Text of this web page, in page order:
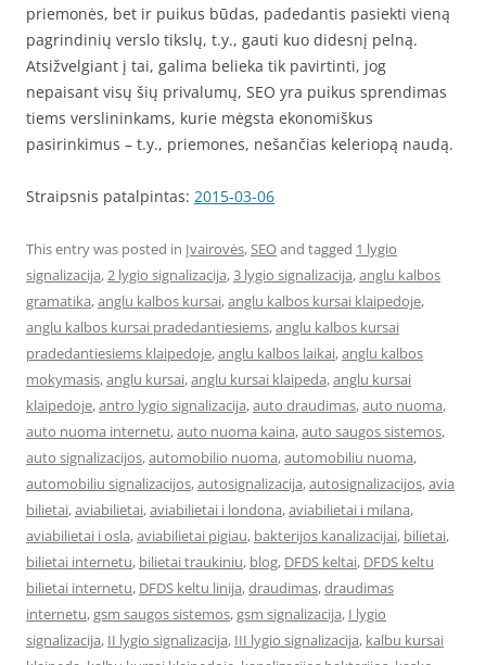
priemonės, bet ir puikus būdas, padedantis pasiekti vieną
pagrindinių verslo tikslų, t.y., gauti kuo didesnį pelną.
Atsižvelgiant į tai, galima belieka tik pavirtinti, jog
nepaisant visų šių privalumų, SEO yra puikus sprendimas
tiems verslininkams, kurie mėgsta ekonomiškus
pasirinkimus – t.y., priemones, nešančias keleriopą naudą.
Straipsnis patalpintas: 2015-03-06
This entry was posted in Įvairovės,SEOand tagged 1 lygio
signalizacija,2 lygio signalizacija,3 lygio signalizacija,anglu kalbos
gramatika,anglu kalbos kursai,anglu kalbos kursai klaipedoje,
anglu kalbos kursai pradedantiesiems,anglu kalbos kursai
pradedantiesiems klaipedoje,anglu kalbos laikai,anglu kalbos
mokymasis,anglu kursai,anglu kursai klaipeda,anglu kursai
klaipedoje,antro lygio signalizacija,auto draudimas,auto nuoma,
auto nuoma internetu,auto nuoma kaina,auto saugos sistemos,
auto signalizacijos,automobilio nuoma,automobiliu nuoma,
automobiliu signalizacijos,autosignalizacija,autosignalizacijos,avia
bilietai,aviabilietai,aviabilietai i londona,aviabilietai i milana,
aviabilietai i osla,aviabilietai pigiau, bakterijos kanalizacijai, bilietai,
bilietai internetu, bilietai traukiniu, blog, DFDS keltai, DFDS keltu
bilietai internetu, DFDS keltu linija,draudimas,draudimas
internetu,gsm saugos sistemos,gsm signalizacija, I lygio
signalizacija, II lygio signalizacija, III lygio signalizacija, kalbu kursai